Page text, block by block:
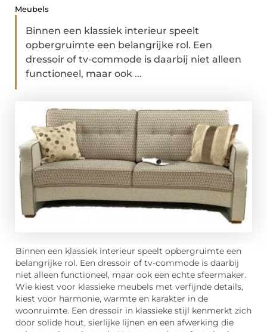
Meubels
Binnen een klassiek interieur speelt
opbergruimte een belangrijke rol. Een
dressoir of tv-commode is daarbij niet alleen
functioneel, maar ook ...
Binnen een klassiek interieur speelt opbergruimte een
belangrijke rol. Een dressoir of tv-commode is daarbij
niet alleen functioneel, maar ook een echte sfeermaker.
Wie kiest voor klassieke meubels met verfijnde details,
kiest voor harmonie, warmte en karakter in de
woonruimte. Een dressoir in klassieke stijl kenmerkt zich
door solide hout, sierlijke lijnen en een afwerking die